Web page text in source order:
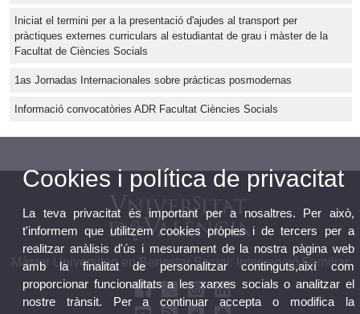
Iniciat el termini per a la presentació d'ajudes al transport per
pràctiques externes curriculars al estudiantat de grau i màster de la
Facultat de Ciències Socials
1as Jornadas Internacionales sobre prácticas posmodernas
Informació convocatòries ADR Facultat Ciències Socials
Màster Universitari en Benestar Social: Intervenció Familiar
Cookies i política de privacitat
La teva privacitat és important per a nosaltres. Per això,
t'informem que utilitzem cookies pròpies i de tercers per a
realitzar anàlisis d'ús i mesurament de la nostra pàgina web
amb la finalitat de personalitzar continguts,així com
proporcionar funcionalitats a les xarxes socials o analitzar el
nostre trànsit. Per a continuar accepta o modifica la